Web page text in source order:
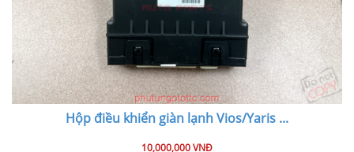
Hộp điều khiển giàn lạnh Vios/Yaris ...
10,000,000 VNĐ